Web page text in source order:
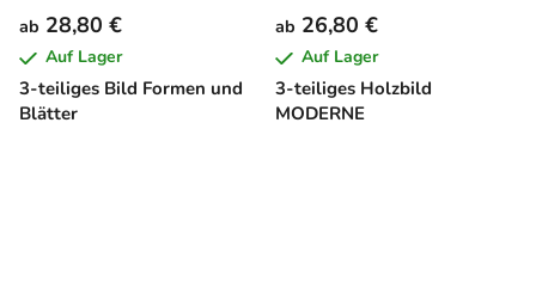
3-teiliges Bild Formen und
Blätter
ab 28,80 €
Auf Lager
3-teiliges Holzbild
MODERNE
ab 26,80 €
Auf Lager